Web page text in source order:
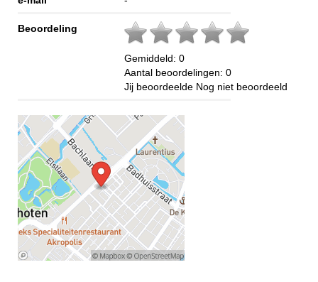
Beoordeling
Gemiddeld: 0
Aantal beoordelingen: 0
Jij beoordeelde Nog niet beoordeeld